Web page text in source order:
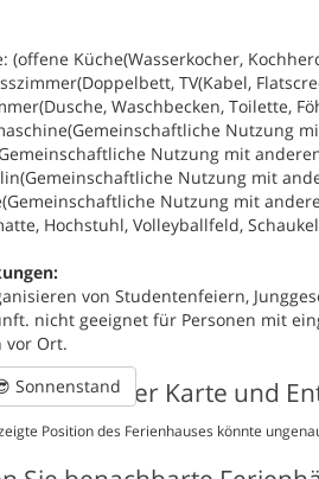
(offene Küche(Wasserkocher,
TV(Kabel,
Waschbecken, Toilette,
Nutzung
Nutzung mit
Nutzung mit
Nutzung mit
Hochstuhl, Volleyballfeld,
von Studentenfeiern,
nicht geeignet für Personen mit
vor Ort.
auf der Karte und
Sonnenstand
Position des Ferienhauses könnte